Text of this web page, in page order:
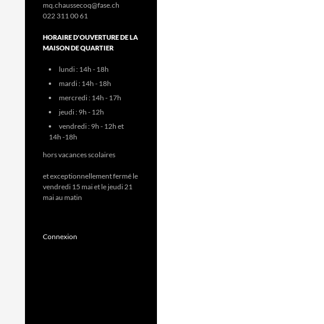
mq.chaussecoq@fase.ch
022 311 00 61
HORAIRE D'OUVERTURE DE LA
MAISON DE QUARTIER
lundi : 14h - 18h
mardi : 14h - 18h
mercredi : 14h - 17h
jeudi : 9h - 12h
vendredi : 9h - 12h et
14h -18h
hors vacances scolaires
et exceptionnellement fermé le
vendredi 15 mai et le jeudi 21
mai au matin
Connexion